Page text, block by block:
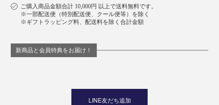
ご購入商品金額合計 10,000円 以上で送料無料です。
※一部配送便（特別配送便、クール便等）を除く
※ギフトラッピング料、配送料を除く合計金額
新商品と会員特典をお届け！
LINE友だち追加